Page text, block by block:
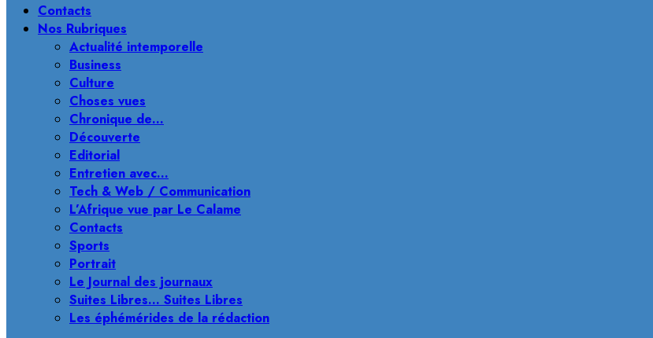
Contacts
Nos Rubriques
Actualité intemporelle
Business
Culture
Choses vues
Chronique de…
Découverte
Editorial
Entretien avec…
Tech & Web / Communication
L’Afrique vue par Le Calame
Contacts
Sports
Portrait
Le Journal des journaux
Suites Libres… Suites Libres
Les éphémérides de la rédaction